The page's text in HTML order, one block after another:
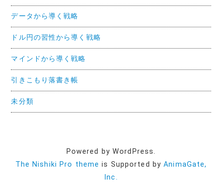
データから導く戦略
ドル円の習性から導く戦略
マインドから導く戦略
引きこもり落書き帳
未分類
Powered by WordPress.
The Nishiki Pro theme is Supported byAnimaGate,
Inc.